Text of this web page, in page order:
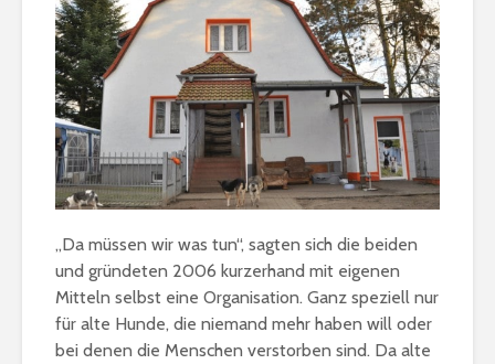
„Da müssen wir was tun“, sagten sich die beiden
und gründeten 2006 kurzerhand mit eigenen
Mitteln selbst eine Organisation. Ganz speziell nur
für alte Hunde, die niemand mehr haben will oder
bei denen die Menschen verstorben sind. Da alte